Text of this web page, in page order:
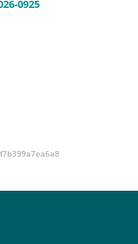
0925